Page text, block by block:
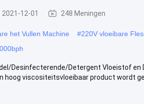
2021-12-01 248 Meningen
het Vullen Machine #220V vloeibare
Desinfecterende/Detergent Vloeistof en
hoog viscositeitsvloeibaar product wordt